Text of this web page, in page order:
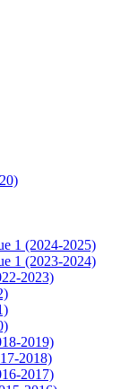
1 (2024-2025)
1 (2023-2024)
2023)
2019)
2018)
2017)